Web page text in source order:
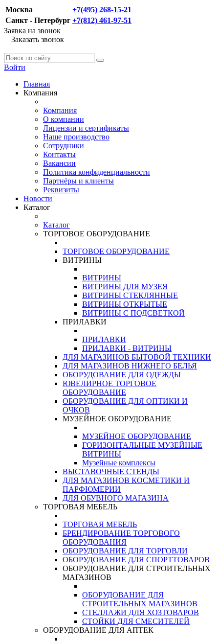
Москва
+7(495) 268-15-21
Санкт - Петербург +7(812) 461-97-51
Заявка на звонок
Заказать звонок
Войти
Главная
Компания
Компания
О компании
Лицензии и сертификаты
Наше производство
Сотрудники
Контакты
Вакансии
Политика конфиденциальности
Партнёры и клиенты
Реквизиты
Новости
Каталог
Каталог
ТОРГОВОЕ ОБОРУДОВАНИЕ
ТОРГОВОЕ ОБОРУДОВАНИЕ
ВИТРИНЫ
ВИТРИНЫ
ВИТРИНЫ ДЛЯ МУЗЕЯ
ВИТРИНЫ СТЕКЛЯННЫЕ
ВИТРИНЫ ОТКРЫТЫЕ
ВИТРИНЫ С ПОДСВЕТКОЙ
ПРИЛАВКИ
ПРИЛАВКИ
ПРИЛАВКИ - ВИТРИНЫ
ДЛЯ МАГАЗИНОВ БЫТОВОЙ ТЕХНИКИ
ДЛЯ МАГАЗИНОВ НИЖНЕГО БЕЛЬЯ
ОБОРУДОВАНИЕ ДЛЯ ОДЕЖДЫ
ЮВЕЛИРНОЕ ТОРГОВОЕ
ОБОРУДОВАНИЕ
ОБОРУДОВАНИЕ ДЛЯ ОПТИКИ И
ОЧКОВ
МУЗЕЙНОЕ ОБОРУДОВАНИЕ
МУЗЕЙНОЕ ОБОРУДОВАНИЕ
ГОРИЗОНТАЛЬНЫЕ МУЗЕЙНЫЕ
ВИТРИНЫ
Музейные комплексы
ВЫСТАВОЧНЫЕ СТЕНДЫ
ДЛЯ МАГАЗИНОВ КОСМЕТИКИ И
ПАРФЮМЕРИИ
ДЛЯ ОБУВНОГО МАГАЗИНА
ТОРГОВАЯ МЕБЕЛЬ
ТОРГОВАЯ МЕБЕЛЬ
БРЕНДИРОВАНИЕ ТОРГОВОГО
ОБОРУДОВАНИЯ
ОБОРУДОВАНИЕ ДЛЯ ТОРГОВЛИ
ОБОРУДОВАНИЕ ДЛЯ СПОРТТОВАРОВ
ОБОРУДОВАНИЕ ДЛЯ СТРОИТЕЛЬНЫХ
МАГАЗИНОВ
ОБОРУДОВАНИЕ ДЛЯ
СТРОИТЕЛЬНЫХ МАГАЗИНОВ
СТЕЛЛАЖИ ДЛЯ ХОЗТОВАРОВ
СТОЙКИ ДЛЯ СМЕСИТЕЛЕЙ
ОБОРУДОВАНИЕ ДЛЯ АПТЕК